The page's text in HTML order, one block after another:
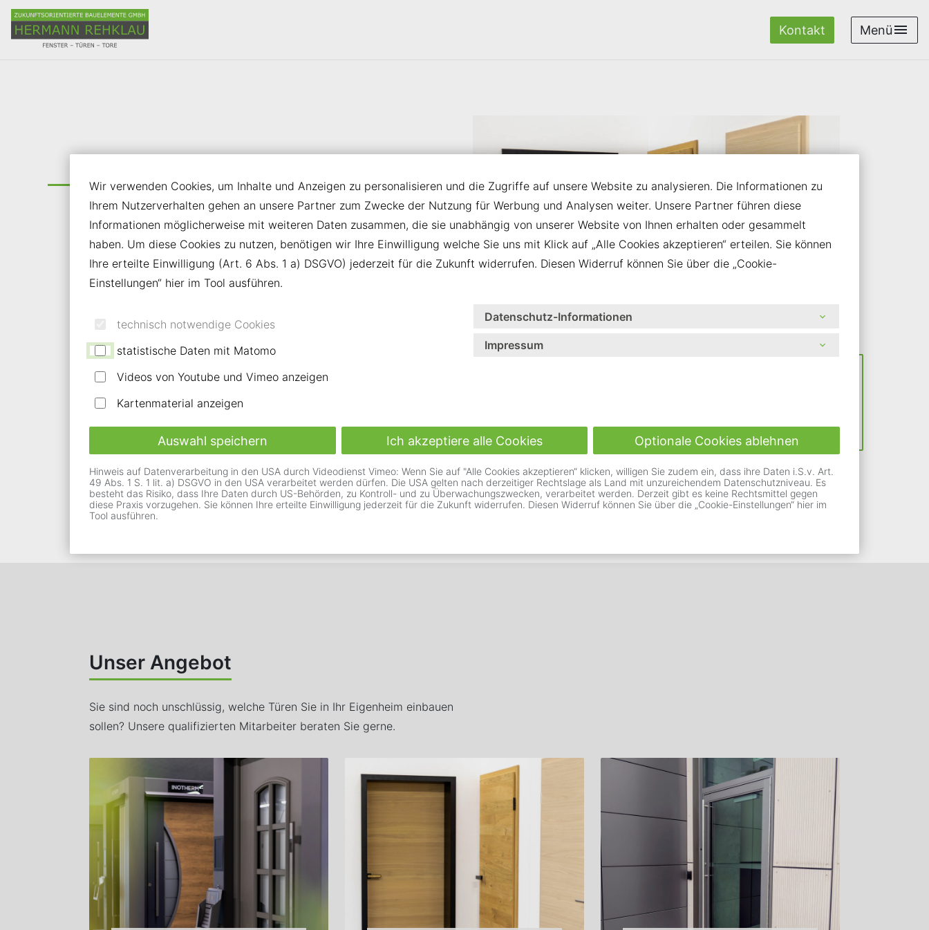
Inhalt der Seite anspringen
Informationen und Einstellungen zur Barrierefreiheit
Kontakt Menü
Türen schaffen Räume, bieten Schutz und eröffnen
neue Perspektiven. Sie sind mehr als Funktion – sie
sind Ausdruck von Stil und Persönlichkeit.
Moderne Türen verbinden Design, Sicherheit und
Anforderungen Ihres Zuhauses an.
Mehr Erfahren
Unser Angebot
Sie sind noch unschlüssig, welche Türen Sie in Ihr Eigenheim einbauen
sollen? Unsere qualifizierten Mitarbeiter beraten Sie gerne.
Wir verwenden Cookies, um Inhalte und Anzeigen zu personalisieren und die Zugriffe auf unsere Website zu analysieren. Die Informationen zu
Ihrem Nutzerverhalten gehen an unsere Partner zum Zwecke der Nutzung für Werbung und Analysen weiter. Unsere Partner führen diese
Informationen möglicherweise mit weiteren Daten zusammen, die sie unabhängig von unserer Website von Ihnen erhalten oder gesammelt
haben. Um diese Cookies zu nutzen, benötigen wir Ihre Einwilligung welche Sie uns mit Klick auf „Alle Cookies akzeptieren“ erteilen. Sie können
Ihre erteilte Einwilligung (Art. 6 Abs. 1 a) DSGVO) jederzeit für die Zukunft widerrufen. Diesen Widerruf können Sie über die „Cookie-
Einstellungen“ hier im Tool ausführen.
technisch notwendige Cookies
statistische Daten mit Matomo
Videos von Youtube und Vimeo anzeigen
Kartenmaterial anzeigen
Datenschutz-Informationen
Impressum
Auswahl speichern Ich akzeptiere alle Cookies Optionale Cookies ablehnen
Hinweis auf Datenverarbeitung in den USA durch Videodienst Vimeo: Wenn Sie auf "Alle Cookies akzeptieren“ klicken, willigen Sie zudem ein, dass ihre Daten i.S.v. Art.
49 Abs. 1 S. 1 lit. a) DSGVO in den USA verarbeitet werden dürfen. Die USA gelten nach derzeitiger Rechtslage als Land mit unzureichendem Datenschutzniveau. Es
besteht das Risiko, dass Ihre Daten durch US-Behörden, zu Kontroll- und zu Überwachungszwecken, verarbeitet werden. Derzeit gibt es keine Rechtsmittel gegen
diese Praxis vorzugehen. Sie können Ihre erteilte Einwilligung jederzeit für die Zukunft widerrufen. Diesen Widerruf können Sie über die „Cookie-Einstellungen“ hier im
Tool ausführen.